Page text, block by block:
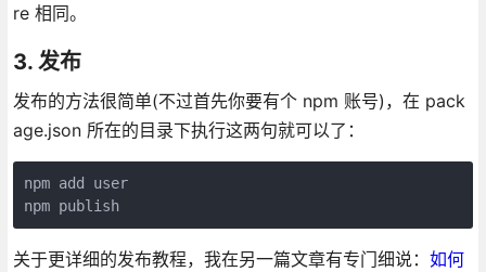
re 相同。
3. 发布
发布的方法很简单(不过首先你要有个 npm 账号)，在 pack
age.json 所在的目录下执行这两句就可以了：
npm add user
npm publish
关于更详细的发布教程，我在另一篇文章有专门细说： 如何